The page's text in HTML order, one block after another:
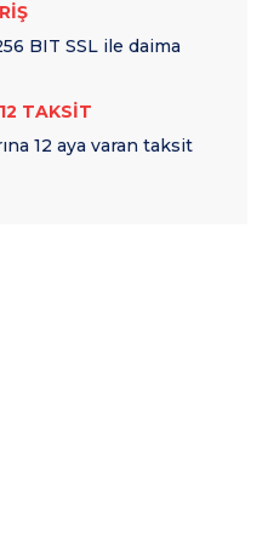
BIT SSL ile daima
TAKSİT
12 aya varan taksit